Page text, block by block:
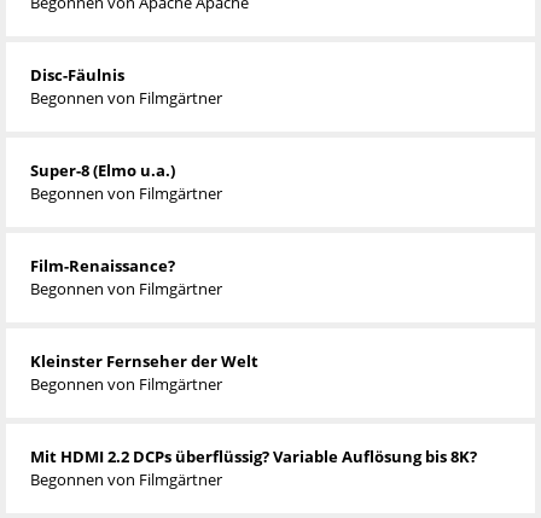
Disc-Fäulnis
Begonnen von Filmgärtner
Super-8 (Elmo u.a.)
Begonnen von Filmgärtner
Film-Renaissance?
Begonnen von Filmgärtner
Kleinster Fernseher der Welt
Begonnen von Filmgärtner
Mit HDMI 2.2 DCPs überflüssig? Variable Auflösung bis 8K?
Begonnen von Filmgärtner